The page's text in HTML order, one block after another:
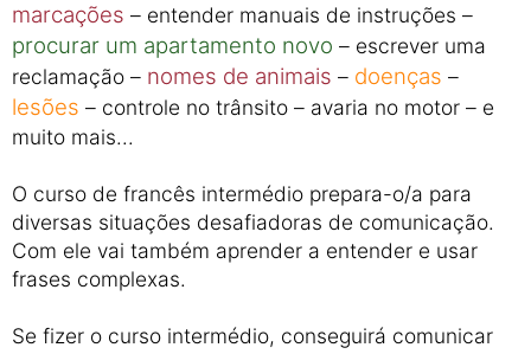
marcações – entender manuais de instruções –
procurar um apartamento novo – escrever uma
reclamação – nomes de animais – doenças –
lesões – controle no trânsito – avaria no motor – e
muito mais...
O curso de francês intermédio prepara-o/a para
diversas situações desafiadoras de comunicação.
Com ele vai também aprender a entender e usar
frases complexas.
Se fizer o curso intermédio, conseguirá comunicar